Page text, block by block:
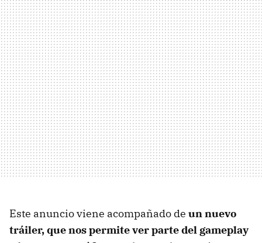
Este anuncio viene acompañado de un nuevo
tráiler, que nos permite ver parte del gameplay